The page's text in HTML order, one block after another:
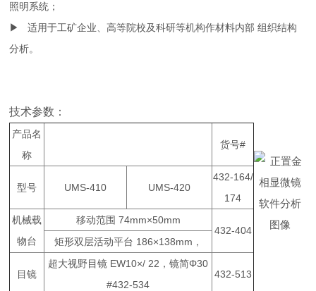
照明系统；
▶ 适用于工矿企业、高等院校及科研等机构作材料内部 组织结构
分析。
技术参数：
产品名
称
货号#
型号 UMS-410 UMS-420
432-164/
174
机械载
物台
移动范围 74mm×50mm
432-404
矩形双层活动平台 186×138mm，
目镜
超大视野目镜 EW10×/ 22，镜简Φ30
#432-534
432-513
软件分析
图像